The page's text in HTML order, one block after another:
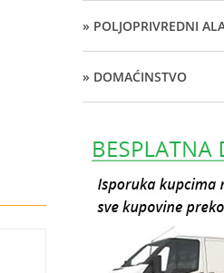
» POLJOPRIVREDNI
» DOMAĆINSTVO